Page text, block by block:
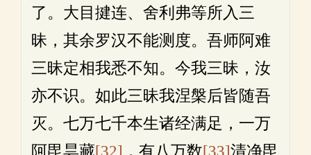
了。大目揵连、舍利弗等所入三
昧，其余罗汉不能测度。吾师阿难
三昧定相我悉不知。今我三昧，汝
亦不识。如此三昧我涅槃后皆随吾
灭。七万七千本生诸经满足，一万
阿毘昙藏[32] ，有八万数[33]清净毘